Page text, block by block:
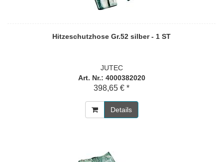
Hitzeschutzhose Gr.52 silber - 1 ST
JUTEC
Art. Nr.: 4000382020
398,65 € *
Details